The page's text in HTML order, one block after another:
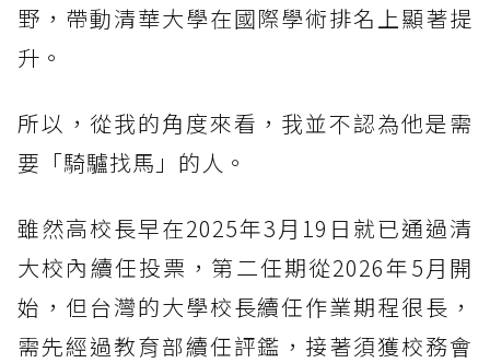
野，帶動清華大學在國際學術排名上顯著提
升。
所以，從我的角度來看，我並不認為他是需
要「騎驢找馬」的人。
雖然高校長早在2025年3月19日就已通過清
大校內續任投票，第二任期從2026年5月開
始，但台灣的大學校長續任作業期程很長，
需先經過教育部續任評鑑，接著須獲校務會